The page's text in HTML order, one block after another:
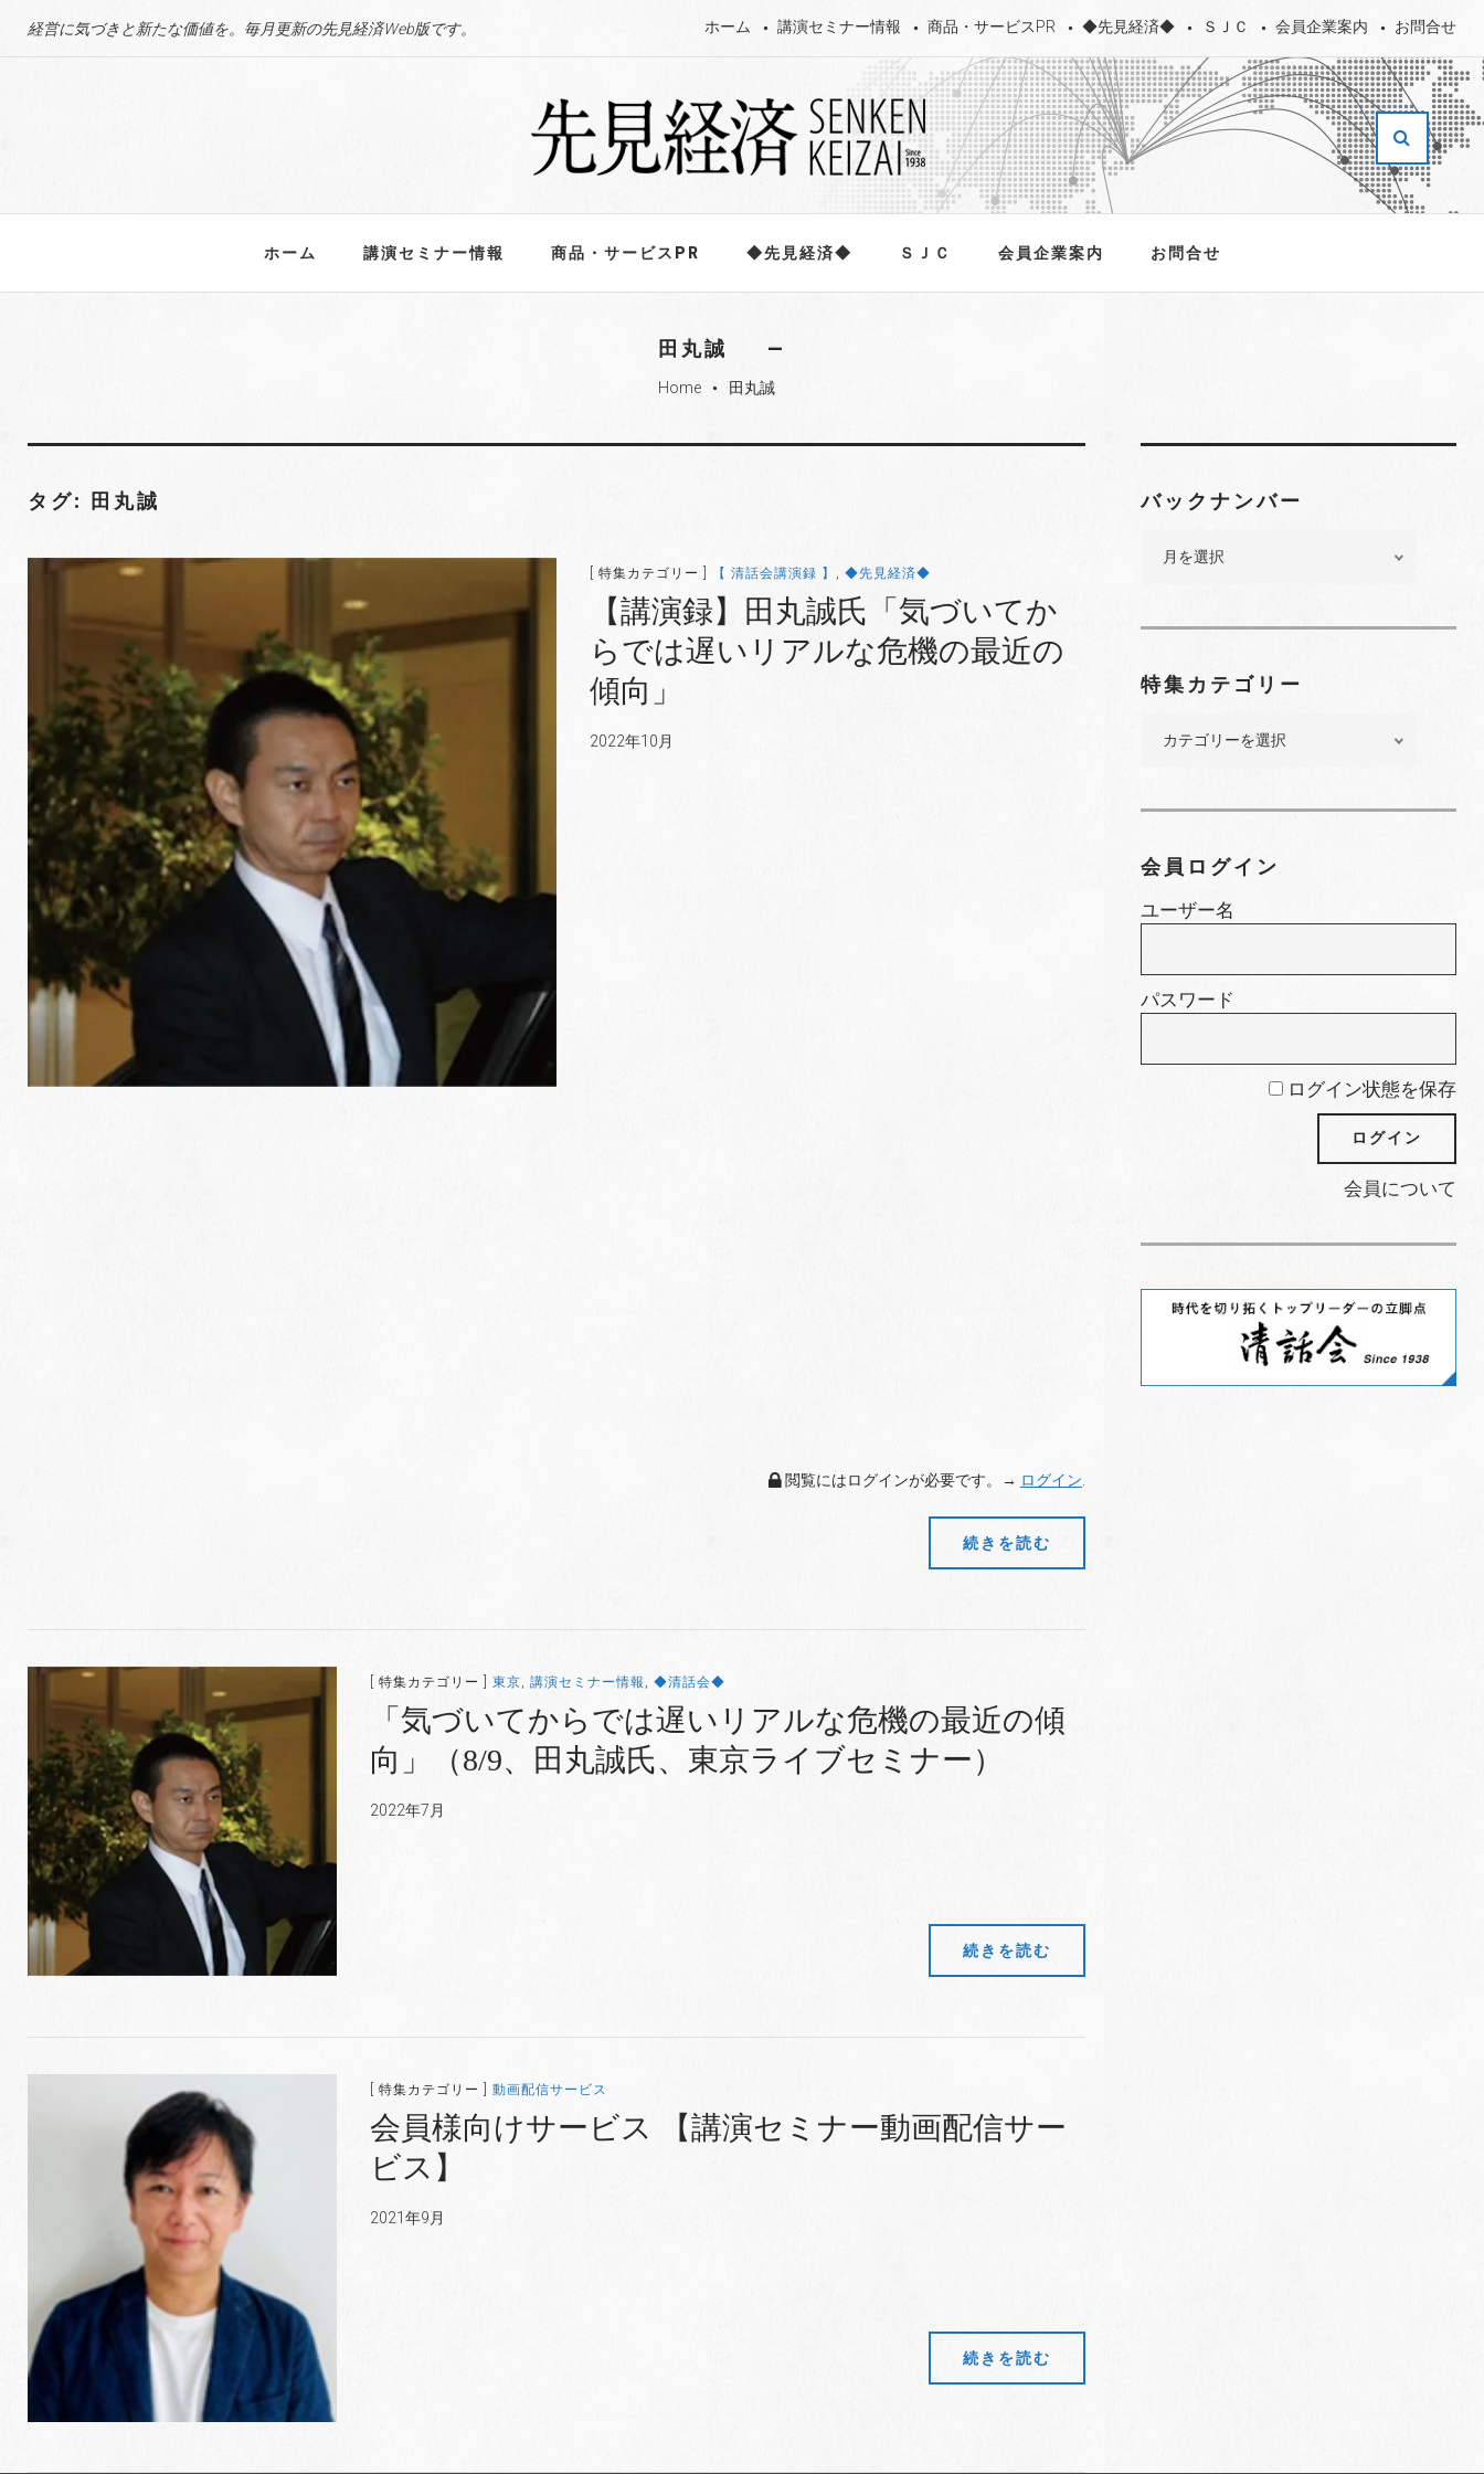
o
経営に気づきと新たな価値を。毎月更新の先見経済Web版です。 ホーム 講演セミナー情報 商品・サービスPR ◆先見経済◆ ＳＪＣ 会員企業案内 お問合せ
ホーム 講演セミナー情報 商品・サービスPR ◆先見経済◆ ＳＪＣ 会員企業案内 お問合せ
田丸誠
Home fiber_manual_record 田丸誠
タグ: 田丸誠
[ 特集カテゴリー ] 【 清話会講演録 】 , ◆先見経済◆
【講演録】田丸誠氏「気づいてか
らでは遅いリアルな危機の最近の
傾向」
2022年10月
閲覧にはログインが必要です。→ ログイン.
続きを読む
[ 特集カテゴリー ] 東京, 講演セミナー情報 , ◆清話会◆
「気づいてからでは遅いリアルな危機の最近の傾
向」（8/9、田丸誠氏、東京ライブセミナー）
2022年7月
続きを読む
[ 特集カテゴリー ] 動画配信サービス
会員様向けサービス 【講演セミナー動画配信サー
ビス】
2021年9月
続きを読む
バックナンバー
ナ
バ
特集カテゴリー
テ
リ
会員ログイン
ユーザー名
パスワード
ログイン状態を保存
会員について